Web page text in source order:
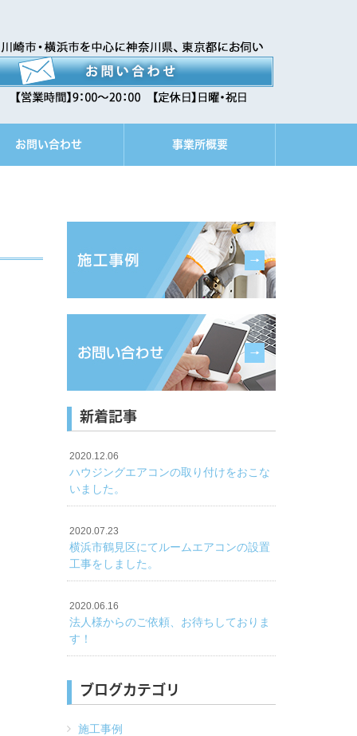
お問い合わせ 事業所概要
新着記事
2020.12.06
ハウジングエアコンの取り付けをおこな
いました。
2020.07.23
横浜市鶴見区にてルームエアコンの設置
工事をしました。
2020.06.16
法人様からのご依頼、お待ちしておりま
す！
ブログカテゴリ
施工事例